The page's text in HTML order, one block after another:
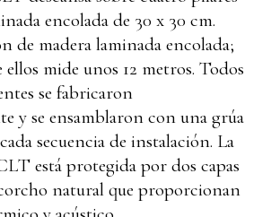
encolada de 30 x 30 cm.
de madera laminada encolada;
ellos mide unos 12 metros. Todos
se fabricaron
y se ensamblaron con una grúa
secuencia de instalación. La
está protegida por dos capas
natural que proporcionan